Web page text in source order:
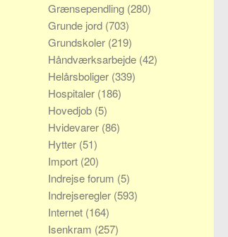
Grænsependling (280)
Grunde jord (703)
Grundskoler (219)
Håndværksarbejde (42)
Helårsboliger (339)
Hospitaler (186)
Hovedjob (5)
Hvidevarer (86)
Hytter (51)
Import (20)
Indrejse forum (5)
Indrejseregler (593)
Internet (164)
Isenkram (257)